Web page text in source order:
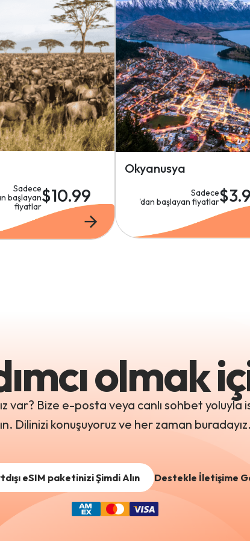
Sadece
başlayan
fiyatlar
$10.99
Okyanusya
Sadece
'dan başlayan fiyatlar
olmak
var? Bize e-posta veya canlı sohbet
Dilinizi konuşuyoruz ve her zaman
eSIM paketinizi Şimdi Alın Destekle İletişime